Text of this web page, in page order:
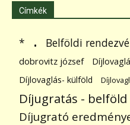
Címkék
* . Belföldi
dobrovitz józsef
Díjlovaglás- külföld
Díjugratás - belföld
Díjugrató